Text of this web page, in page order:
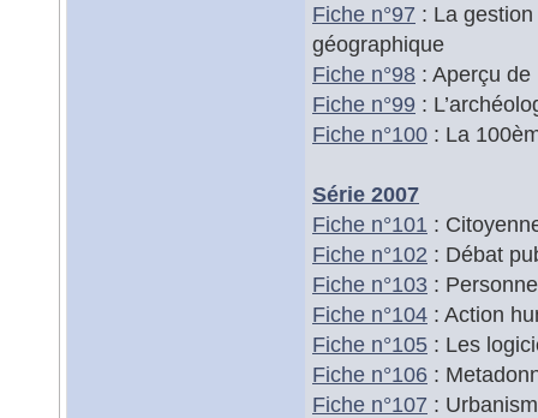
Fiche n°97 : La
géographique
Fiche n°98 : Aperçu de
Fiche n°99 :
Fiche n°100 : La
Série 2007
Fiche n°101 :
Fiche n°102 : Débat
Fiche n°103 :
Fiche n°104 : Action
Fiche n°105 : Les
Fiche n°106 :
Fiche n°107 :